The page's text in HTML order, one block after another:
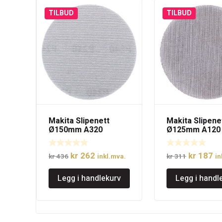
TILBUD
Makita Slipenett
Ø150mm A320
kr436 Opprinnelig
pris
var:
kr 436.
kr 262 Nåværende
pris
er:
kr 262.
inkl.mva.
Legg i handlekurv
TILBUD
Makita
Ø125mm A120
kr311
pris
var:
kr 311.
kr 187
Legg i